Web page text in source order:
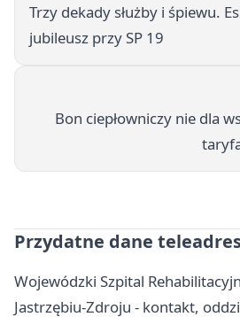
Trzy dekady służby i śpiewu.
jubileusz przy SP 19
Bon ciepłowniczy nie dla
Przydatne dane
Wojewódzki Szpital
Jastrzębiu-Zdroju - kontakt,